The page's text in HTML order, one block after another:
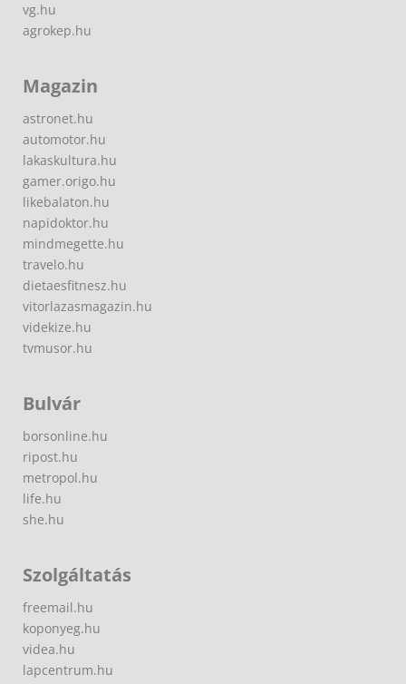
vg.hu
agrokep.hu
Magazin
astronet.hu
automotor.hu
lakaskultura.hu
gamer.origo.hu
likebalaton.hu
napidoktor.hu
mindmegette.hu
travelo.hu
dietaesfitnesz.hu
vitorlazasmagazin.hu
videkize.hu
tvmusor.hu
Bulvár
borsonline.hu
ripost.hu
metropol.hu
life.hu
she.hu
Szolgáltatás
freemail.hu
koponyeg.hu
videa.hu
lapcentrum.hu